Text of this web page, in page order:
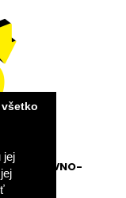
jej
VÝCHOVNO-